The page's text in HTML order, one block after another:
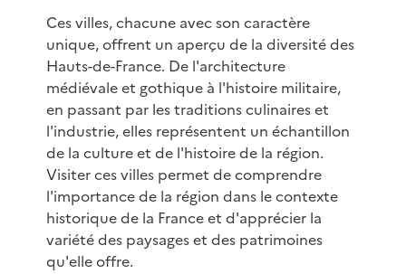
Ces villes, chacune avec son caractère
unique, offrent un aperçu de la diversité des
Hauts-de-France. De l'architecture
médiévale et gothique à l'histoire militaire,
en passant par les traditions culinaires et
l'industrie, elles représentent un échantillon
de la culture et de l'histoire de la région.
Visiter ces villes permet de comprendre
l'importance de la région dans le contexte
historique de la France et d'apprécier la
variété des paysages et des patrimoines
qu'elle offre.